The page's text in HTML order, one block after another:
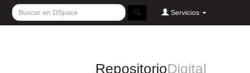
Servicios
RepositorioDigital